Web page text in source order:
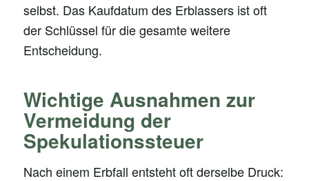
selbst. Das Kaufdatum des Erblassers ist oft
der Schlüssel für die gesamte weitere
Entscheidung.
Wichtige Ausnahmen zur
Vermeidung der
Spekulationssteuer
Nach einem Erbfall entsteht oft derselbe Druck: